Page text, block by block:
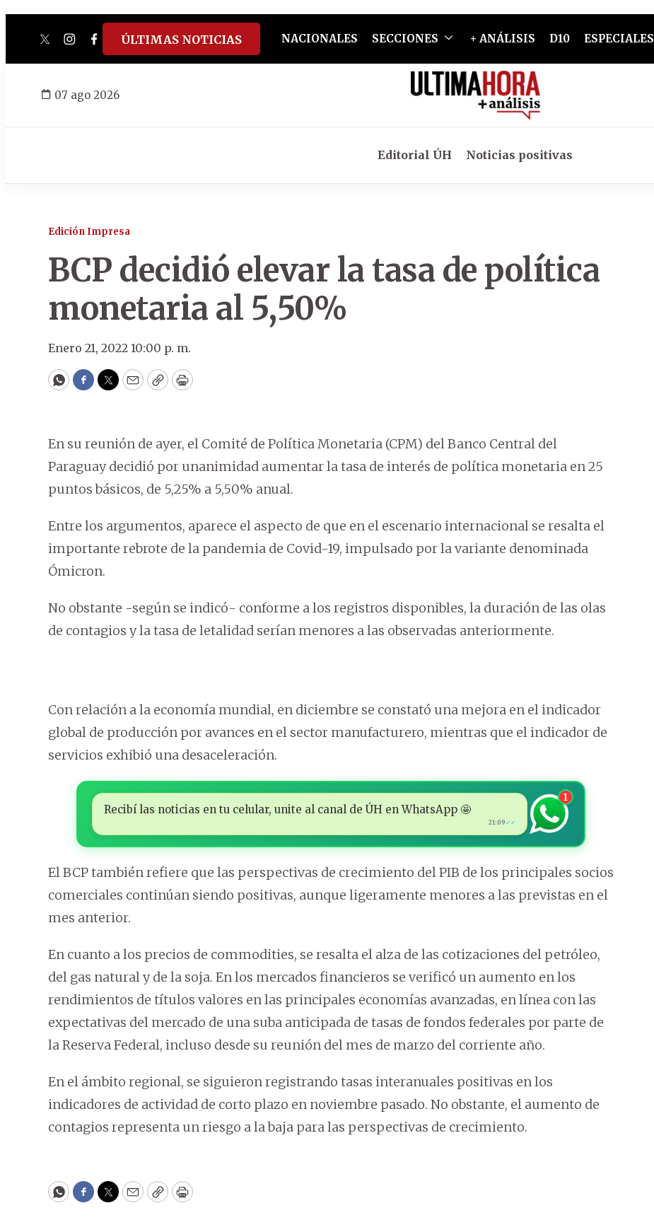
twitterinstagram
facebook
tiktokyoutube
spotify
ÚLTIMAS NOTICIAS NACIONALES SECCIONES + ANÁLISIS D10 ESPECIALES
07 ago 2026
Editorial ÚH Noticias positivas
Edición Impresa
BCP decidió elevar la tasa de política
monetaria al 5,50%
Enero 21, 2022 10:00 p. m.
WhatsApp
Facebook
Twitter
EmailCopyPrint
En su reunión de ayer, el Comité de Política Monetaria (CPM) del Banco Central del
Paraguay decidió por unanimidad aumentar la tasa de interés de política monetaria en 25
puntos básicos, de 5,25% a 5,50% anual.
Entre los argumentos, aparece el aspecto de que en el escenario internacional se resalta el
importante rebrote de la pandemia de Covid-19, impulsado por la variante denominada
Ómicron.
No obstante -según se indicó- conforme a los registros disponibles, la duración de las olas
de contagios y la tasa de letalidad serían menores a las observadas anteriormente.
Con relación a la economía mundial, en diciembre se constató una mejora en el indicador
global de producción por avances en el sector manufacturero, mientras que el indicador de
servicios exhibió una desaceleración.
Recibí las noticias en tu celular, unite al canal de ÚH en WhatsApp 🤩
21:09 ✓✓
1
El BCP también refiere que las perspectivas de crecimiento del PIB de los principales socios
comerciales continúan siendo positivas, aunque ligeramente menores a las previstas en el
mes anterior.
En cuanto a los precios de commodities, se resalta el alza de las cotizaciones del petróleo,
del gas natural y de la soja. En los mercados financieros se verificó un aumento en los
rendimientos de títulos valores en las principales economías avanzadas, en línea con las
expectativas del mercado de una suba anticipada de tasas de fondos federales por parte de
la Reserva Federal, incluso desde su reunión del mes de marzo del corriente año.
En el ámbito regional, se siguieron registrando tasas interanuales positivas en los
indicadores de actividad de corto plazo en noviembre pasado. No obstante, el aumento de
contagios representa un riesgo a la baja para las perspectivas de crecimiento.
WhatsApp
Facebook
Twitter
EmailCopyPrint